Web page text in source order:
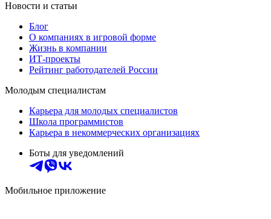
Новости и статьи
Блог
О компаниях в игровой форме
Жизнь в компании
ИТ-проекты
Рейтинг работодателей России
Молодым специалистам
Карьера для молодых специалистов
Школа программистов
Карьера в некоммерческих организациях
Боты для уведомлений
Мобильное приложение